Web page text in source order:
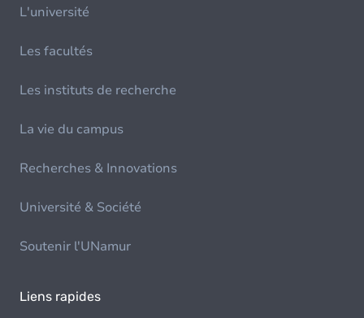
L'université
Les facultés
Les instituts de recherche
La vie du campus
Recherches & Innovations
Université & Société
Soutenir l'UNamur
Liens rapides